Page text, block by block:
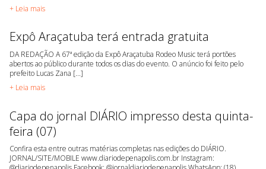
+ Leia mais
Expô Araçatuba terá entrada gratuita
DA REDAÇÃO A 67ª edição da Expô Araçatuba Rodeo Music terá portões
abertos ao público durante todos os dias do evento. O anúncio foi feito pelo
prefeito Lucas Zana [...]
+ Leia mais
Capa do jornal DIÁRIO impresso desta quinta-
feira (07)
Confira esta entre outras matérias completas nas edições do DIÁRIO.
JORNAL/SITE/MOBILE www.diariodepenapolis.com.br Instagram: